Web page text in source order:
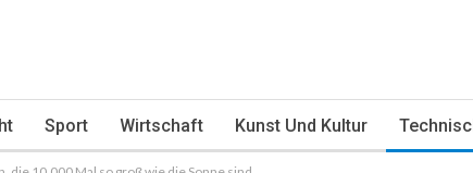
Sport Wirtschaft Kunst Und Kultur